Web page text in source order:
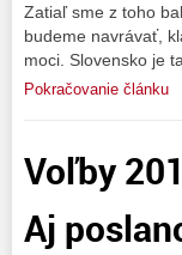
Zatiaľ sme z toho
budeme navrávať,
moci. Slovensko je
Pokračovanie článku
Voľby
Aj